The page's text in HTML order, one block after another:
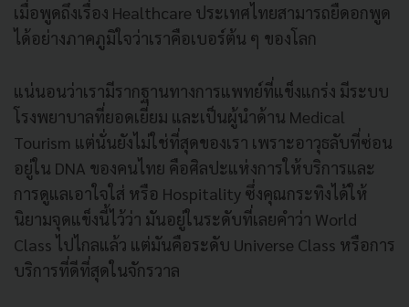
เมื่อพูดถึงเรื่อง Healthcare ประเทศไทยสามารถยืดอกพูด
ได้อย่างภาคภูมิใจว่าเราคือเบอร์ต้น ๆ ของโลก
แน่นอนว่าเรามีรากฐานทางการแพทย์ที่แข็งแกร่ง มีระบบ
โรงพยาบาลที่ยอดเยี่ยม และเป็นผู้นำด้าน Medical
Tourism แต่นั่นยังไม่ใช่ที่สุดของเรา เพราะอาวุธลับที่ซ่อน
อยู่ใน DNA ของคนไทย คือศิลปะแห่งการให้บริการและ
การดูแลเอาใจใส่ หรือ Hospitality ซึ่งคุณกระทิงได้ให้
นิยามจุดแข็งนี้ไว้ว่า มันอยู่ในระดับที่เลยคำว่า World
Class ไปไกลแล้ว แต่มันคือระดับ Universe Class หรือการ
บริการที่ดีที่สุดในจักรวาล